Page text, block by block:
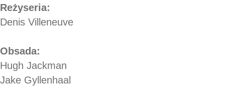
Reżyseria:
Denis Villeneuve
Obsada:
Hugh Jackman
Jake Gyllenhaal